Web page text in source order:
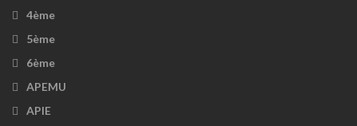
4ème
5ème
6ème
APEMU
APIE